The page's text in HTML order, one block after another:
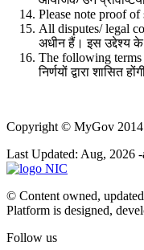
Please note proof of
All disputes/ legal
अधीन हैं। इस उद्देश्य के
The following terms
निर्णयों द्वारा शासित
Copyright © MyGov 2014
Last Updated: Aug, 2026
© Content owned,
Platform is designed,
Follow us